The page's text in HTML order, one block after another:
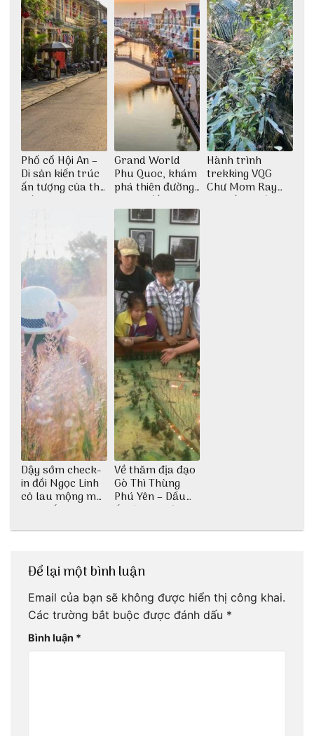
Phố cổ Hội An –
Di sản kiến trúc
ấn tượng của thế
giới
Grand World
Phu Quoc, khám
phá thiên đường
giải trí đầy sôi
động
Hành trình
trekking VQG
Chư Mom Ray
tìm về núi rừng
Dậy sớm check-
in đồi Ngọc Linh
cỏ lau mộng mơ
tại Huế nè bạn
Về thăm địa đạo
Gò Thì Thùng
Phú Yên – Dấu
ấn lịch sử còn
Để lại một bình luận
Email của bạn sẽ không được hiển thị công khai.
Các trường bắt buộc được đánh dấu *
Bình luận *